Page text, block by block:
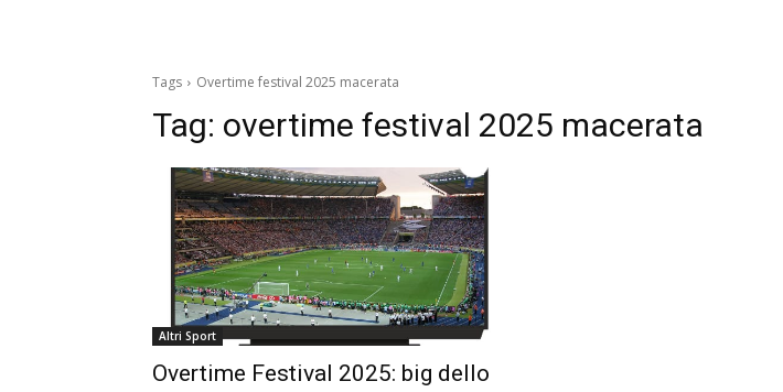
Tags Overtime festival 2025 macerata
Tag: overtime festival 2025 macerata
Altri Sport
Overtime Festival 2025: big dello